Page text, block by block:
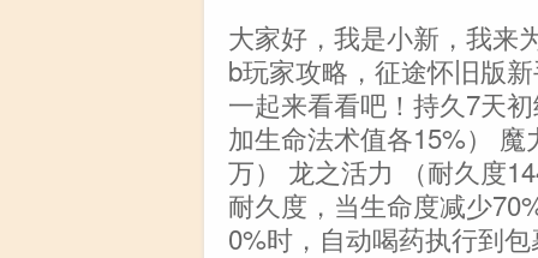
大家好，我是小新，我来
b玩家攻略，征途怀旧版
一起来看看吧！持久7天
加生命法术值各15%）
万） 龙之活力 （耐久度
耐久度，当生命度减少
0%时，自动喝药执行到